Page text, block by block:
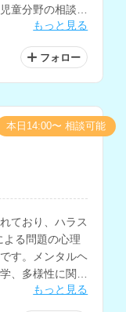
童分野の相談を
もっと見る
フォロー
ており、ハラス
よる問題の心理
す。メンタルヘ
、多様性に関す
もっと見る
本日14:00〜 相談可能